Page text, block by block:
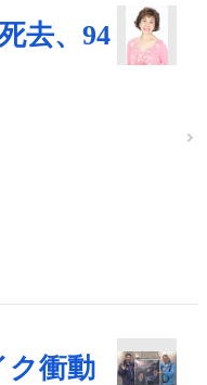
去、94
ク衝動